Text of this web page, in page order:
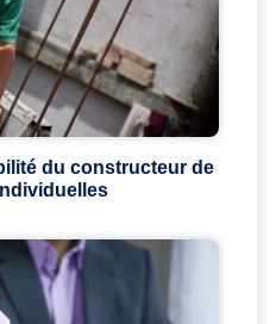
du constructeur de